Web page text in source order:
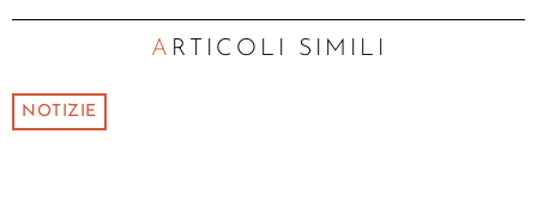
ARTICOLI SIMILI
NOTIZIE